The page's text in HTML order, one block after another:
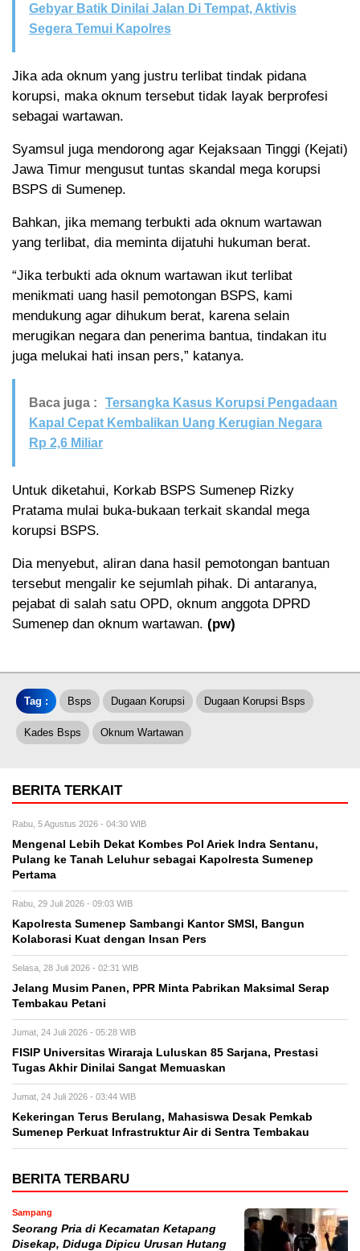
Gebyar Batik Dinilai Jalan Di Tempat, Aktivis
Segera Temui Kapolres
Jika ada oknum yang justru terlibat tindak pidana
korupsi, maka oknum tersebut tidak layak berprofesi
sebagai wartawan.
Syamsul juga mendorong agar Kejaksaan Tinggi (Kejati)
Jawa Timur mengusut tuntas skandal mega korupsi
BSPS di Sumenep.
Bahkan, jika memang terbukti ada oknum wartawan
yang terlibat, dia meminta dijatuhi hukuman berat.
“Jika terbukti ada oknum wartawan ikut terlibat
menikmati uang hasil pemotongan BSPS, kami
mendukung agar dihukum berat, karena selain
merugikan negara dan penerima bantua, tindakan itu
juga melukai hati insan pers,” katanya.
Baca juga :
Tersangka Kasus Korupsi Pengadaan
Kapal Cepat Kembalikan Uang Kerugian Negara
Rp 2,6 Miliar
Untuk diketahui, Korkab BSPS Sumenep Rizky
Pratama mulai buka-bukaan terkait skandal mega
korupsi BSPS.
Dia menyebut, aliran dana hasil pemotongan bantuan
tersebut mengalir ke sejumlah pihak. Di antaranya,
pejabat di salah satu OPD, oknum anggota DPRD
Sumenep dan oknum wartawan. (pw)
Tag : Bsps Dugaan Korupsi Dugaan Korupsi Bsps
Kades Bsps Oknum Wartawan
BERITA TERKAIT
Rabu, 5 Agustus 2026 - 04:30 WIB
Mengenal Lebih Dekat Kombes Pol Ariek Indra Sentanu,
Pulang ke Tanah Leluhur sebagai Kapolresta Sumenep
Pertama
Rabu, 29 Juli 2026 - 09:03 WIB
Kapolresta Sumenep Sambangi Kantor SMSI, Bangun
Kolaborasi Kuat dengan Insan Pers
Selasa, 28 Juli 2026 - 02:31 WIB
Jelang Musim Panen, PPR Minta Pabrikan Maksimal Serap
Tembakau Petani
Jumat, 24 Juli 2026 - 05:28 WIB
FISIP Universitas Wiraraja Luluskan 85 Sarjana, Prestasi
Tugas Akhir Dinilai Sangat Memuaskan
Jumat, 24 Juli 2026 - 03:44 WIB
Kekeringan Terus Berulang, Mahasiswa Desak Pemkab
Sumenep Perkuat Infrastruktur Air di Sentra Tembakau
BERITA TERBARU
Sampang
Seorang Pria di Kecamatan Ketapang
Disekap, Diduga Dipicu Urusan Hutang